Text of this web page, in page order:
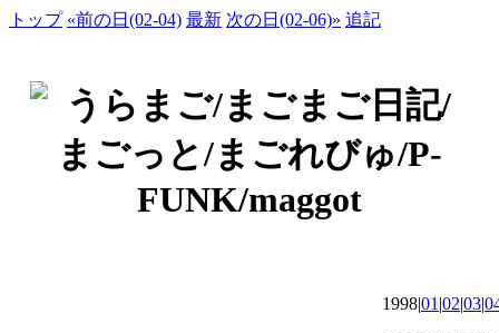
トップ «前の日(02-04) 最新 次の日(02-06)» 追記
1998|01 |02|03|